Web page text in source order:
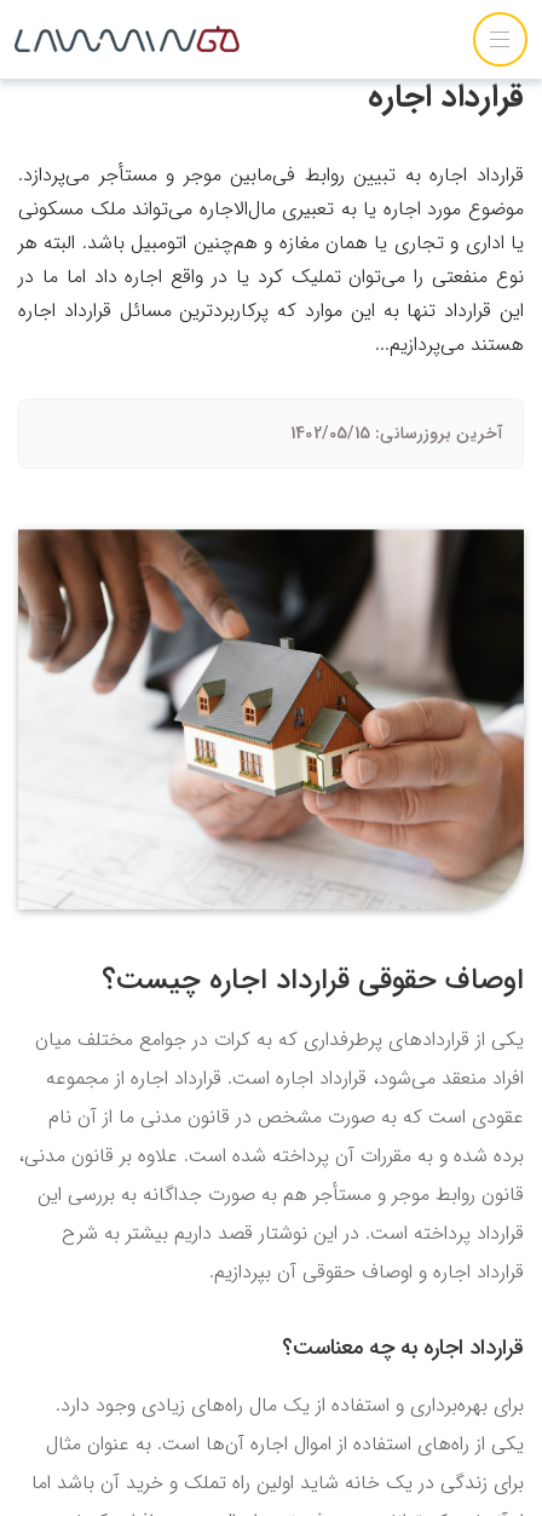
قرارداد اجاره
قرارداد اجاره به تبیین روابط فی‌مابین موجر و مستأجر می‌پردازد.
موضوع مورد اجاره یا به تعبیری مال‌الاجاره می‌تواند ملک مسکونی
یا اداری و تجاری یا همان مغازه و هم‌چنین اتومبیل باشد. البته هر
نوع منفعتی را می‌توان تملیک کرد یا در واقع اجاره داد اما ما در
این قرارداد تنها به این موارد که پرکاربردترین مسائل قرارداد اجاره
هستند می‌پردازیم...
آخرین بروزرسانی: 1402/05/15
اوصاف حقوقی قرارداد اجاره چیست؟
یکی از قراردادهای پرطرفداری که به کرات در جوامع مختلف میان
افراد منعقد می‌شود، قرارداد اجاره است. قرارداد اجاره از مجموعه
عقودی است که به صورت مشخص در قانون مدنی ما از آن نام
برده شده و به مقررات آن پرداخته شده است. علاوه بر قانون مدنی،
قانون روابط موجر و مستأجر هم به صورت جداگانه به بررسی این
قرارداد پرداخته است. در این نوشتار قصد داریم بیشتر به شرح
قرارداد اجاره و اوصاف حقوقی آن بپردازیم.
قرارداد اجاره به چه معناست؟
برای بهره‌برداری و استفاده از یک مال راه‌های زیادی وجود دارد.
یکی از راه‌های استفاده از اموال اجاره آن‌ها است. به عنوان مثال
برای زندگی در یک خانه شاید اولین راه تملک و خرید آن باشد اما